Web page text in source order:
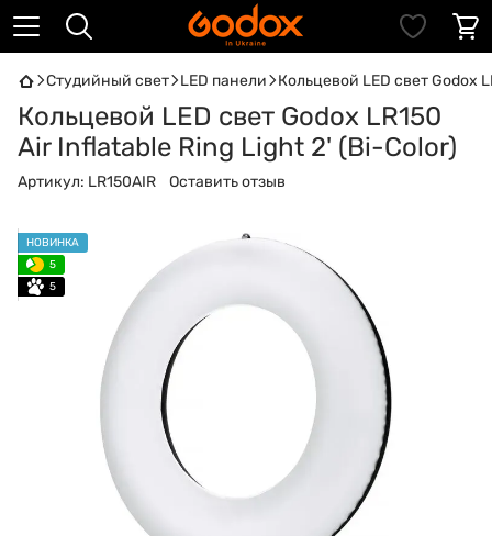
Студийный свет LED панели Кольцевой LED свет Godox
Кольцевой LED свет Godox LR150
Air Inflatable Ring Light 2' (Bi-Color)
Артикул: LR150AIR Оставить отзыв
НОВИНКА
5
5